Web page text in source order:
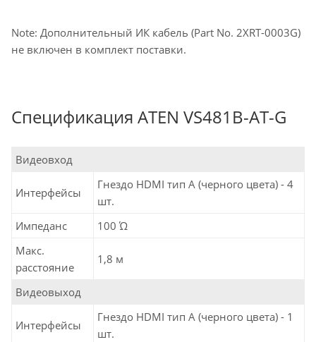
Note: Дополнительный ИК кабель (Part No. 2XRT-0003G)
не включен в комплект поставки.
Спецификация ATEN VS481B-AT-G
Видеовход
Интерфейсы
Гнездо HDMI тип А (черного цвета) - 4
шт.
Импеданс
100 Ώ
Макс.
расстояние
1,8 м
Видеовыход
Интерфейсы
Гнездо HDMI тип А (черного цвета) - 1
шт.